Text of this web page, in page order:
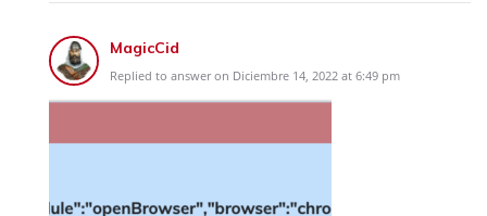
MagicCid
Replied to answer on Diciembre 14, 2022 at 6:49 pm